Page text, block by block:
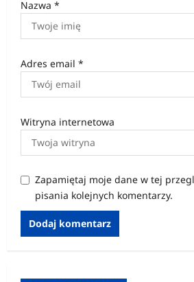
Nazwa *
Adres email *
Witryna internetowa
Zapamiętaj moje dane w tej
pisania kolejnych komentarzy.